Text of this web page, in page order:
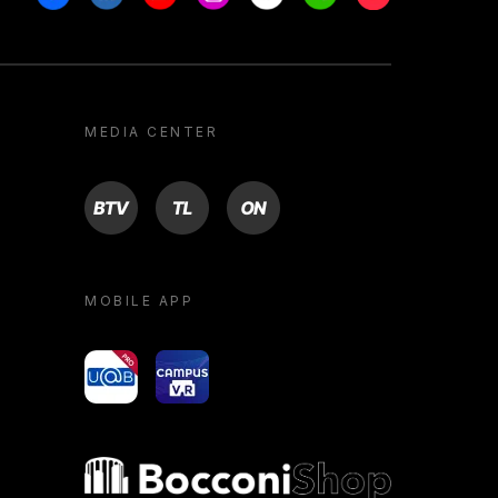
MEDIA CENTER
BTV TL ON
MOBILE APP
yoU@B Campus VR
Bocconi shop